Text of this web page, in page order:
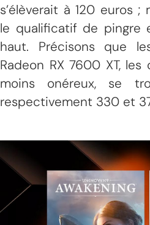
s’élèverait à 120 euros
le qualificatif de pingre
haut. Précisons que
Radeon RX 7600 XT,
moins onéreux, se
respectivement 330 et